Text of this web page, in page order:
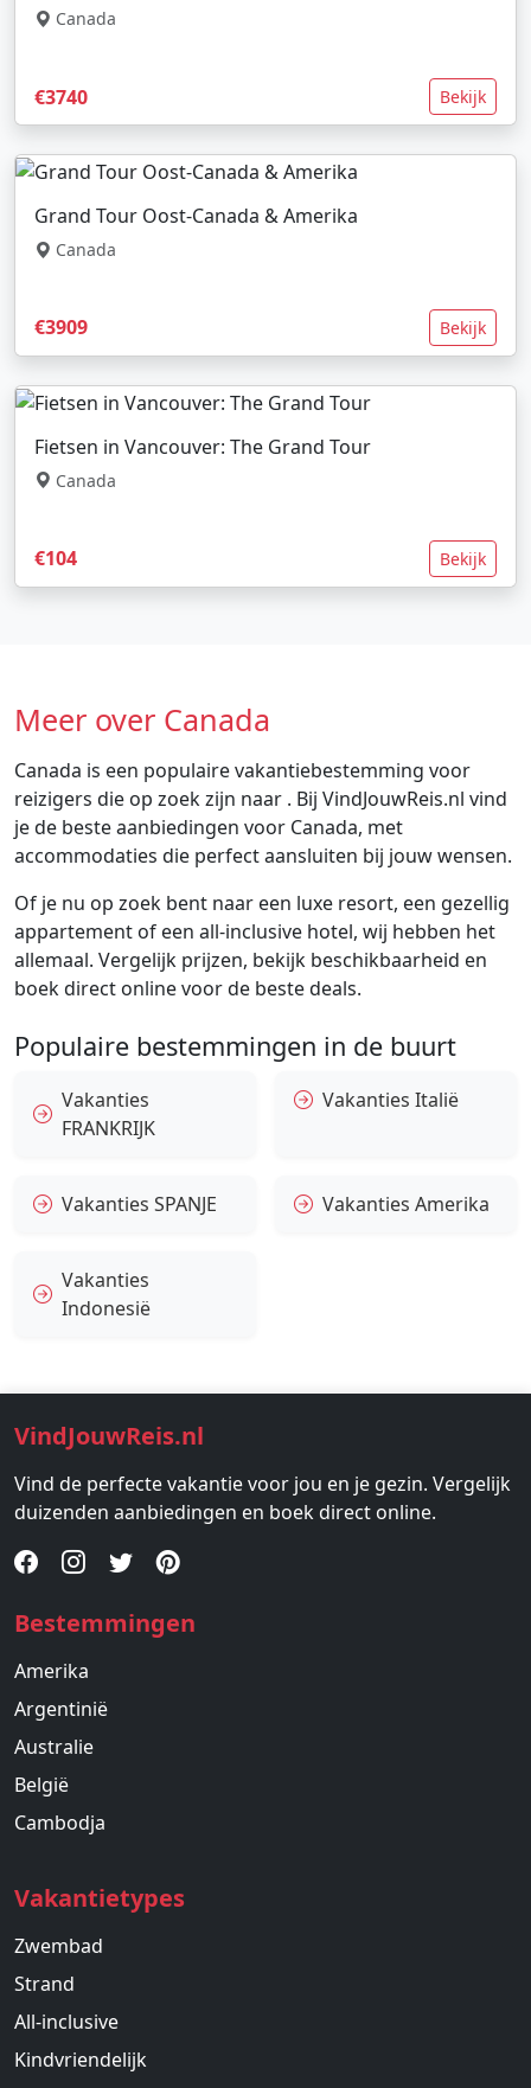
Canada
€3740 Bekijk
Grand Tour Oost-Canada & Amerika
Canada
€3909 Bekijk
Fietsen in Vancouver: The Grand Tour
Canada
€104 Bekijk
Meer over Canada
Canada is een populaire vakantiebestemming voor
reizigers die op zoek zijn naar . Bij VindJouwReis.nl vind
je de beste aanbiedingen voor Canada, met
accommodaties die perfect aansluiten bij jouw wensen.
Of je nu op zoek bent naar een luxe resort, een gezellig
appartement of een all-inclusive hotel, wij hebben het
allemaal. Vergelijk prijzen, bekijk beschikbaarheid en
boek direct online voor de beste deals.
Populaire bestemmingen in de buurt
Vakanties
FRANKRIJK
Vakanties Italië
Vakanties SPANJE Vakanties Amerika
Vakanties
Indonesië
VindJouwReis.nl
Vind de perfecte vakantie voor jou en je gezin. Vergelijk
duizenden aanbiedingen en boek direct online.
Bestemmingen
Amerika
Argentinië
Australie
België
Cambodja
Vakantietypes
Zwembad
Strand
All-inclusive
Kindvriendelijk